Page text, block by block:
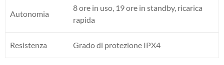
Autonomia
8 ore in uso, 19 ore in standby, ricarica
rapida
Resistenza Grado di protezione IPX4